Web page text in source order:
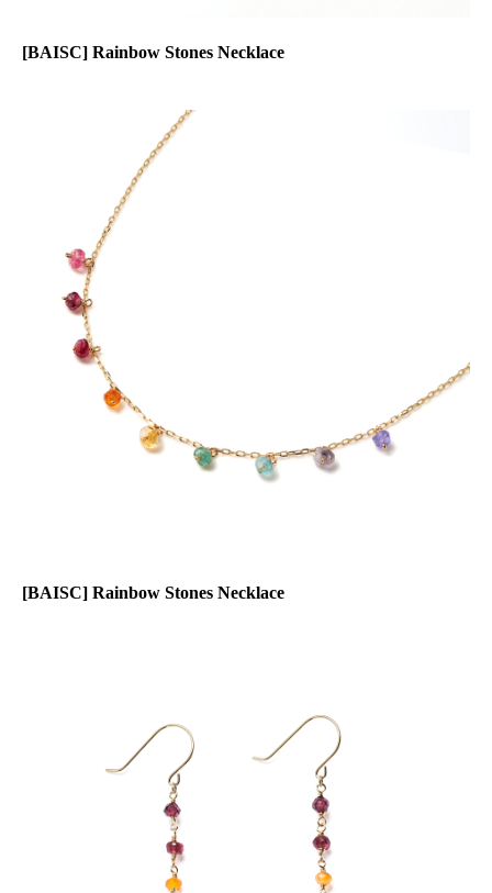
[BAISC] Rainbow Stones Necklace
[BAISC] Rainbow Stones Necklace